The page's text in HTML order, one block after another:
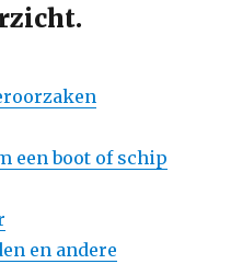
een boot of schip
en andere